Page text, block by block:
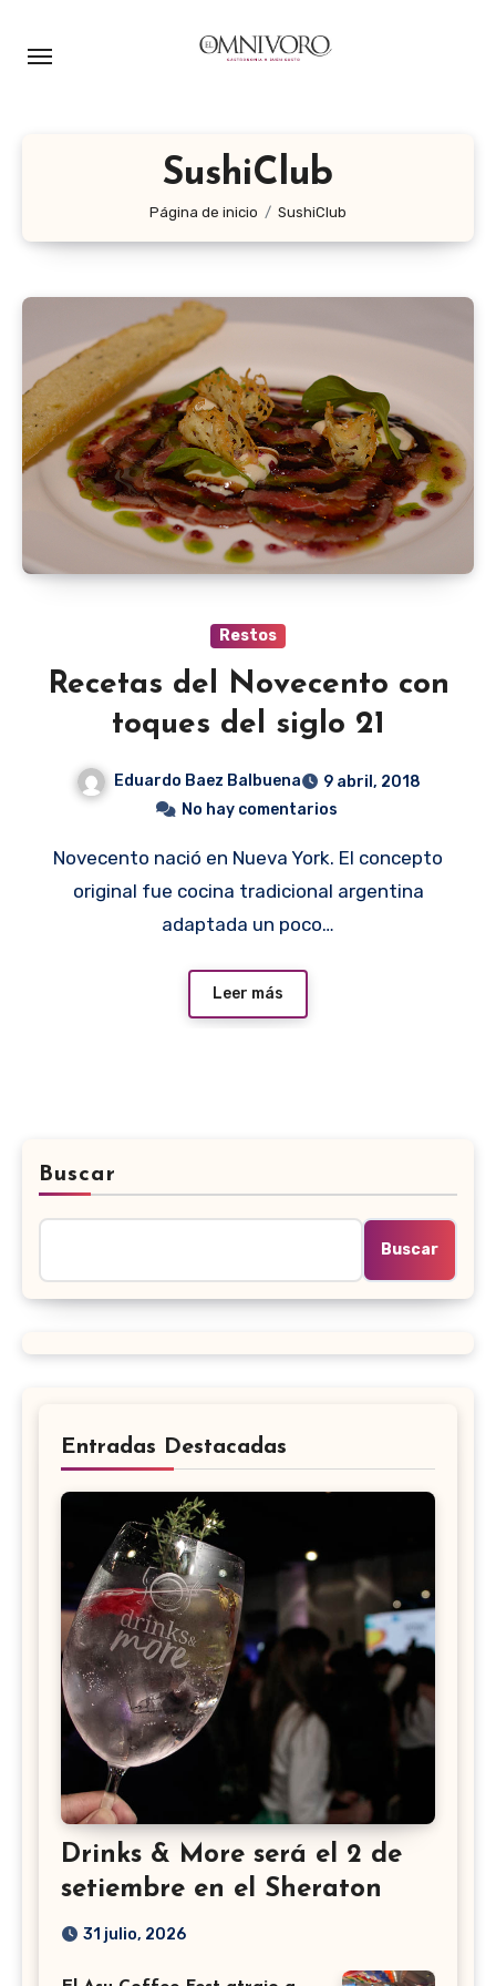
SushiClub
Página de inicio SushiClub
Restos
Recetas del Novecento con
toques del siglo 21
Eduardo Baez Balbuena
9 abril, 2018
No hay comentarios
Novecento nació en Nueva York. El concepto
original fue cocina tradicional argentina
adaptada un poco…
Leer más
Buscar
Buscar
Entradas Destacadas
Drinks & More será el 2 de
setiembre en el Sheraton
31 julio, 2026